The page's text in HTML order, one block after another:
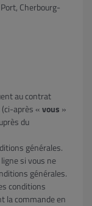
Cherbourg-
au contrat
après «vous »
du
générales.
si vous ne
générales.
conditions
la commande en